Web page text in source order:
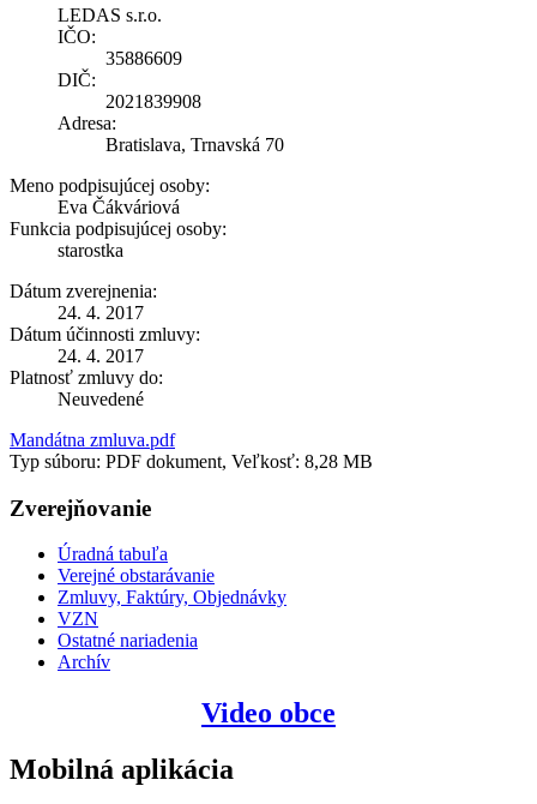
LEDAS s.r.o.
IČO:
35886609
DIČ:
2021839908
Adresa:
Bratislava, Trnavská 70
Meno podpisujúcej osoby:
Eva Čákváriová
Funkcia podpisujúcej osoby:
starostka
Dátum zverejnenia:
24. 4. 2017
Dátum účinnosti zmluvy:
24. 4. 2017
Platnosť zmluvy do:
Neuvedené
Mandátna zmluva.pdf
Typ súboru: PDF dokument, Veľkosť: 8,28 MB
Zverejňovanie
Úradná tabuľa
Verejné obstarávanie
Zmluvy, Faktúry, Objednávky
VZN
Ostatné nariadenia
Archív
Video obce
Mobilná aplikácia